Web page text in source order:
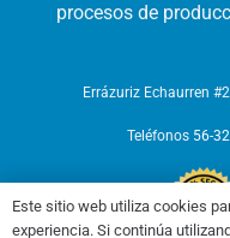
procesos de
Errázuriz Echaurren
Teléfonos 56-
Este sitio web utiliza cookies
experiencia. Si continúa